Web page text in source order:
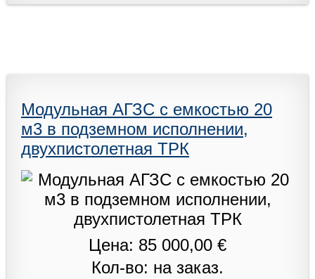
Модульная АГЗС с емкостью 20
м3 в подземном исполнении,
двухпистолетная ТРК
Цена: 85 000,00 €
Кол-во: на заказ.